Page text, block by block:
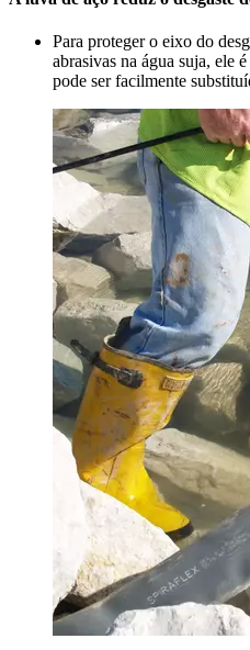
Para proteger o eixo do
abrasivas na água suja, ele
pode ser facilmente